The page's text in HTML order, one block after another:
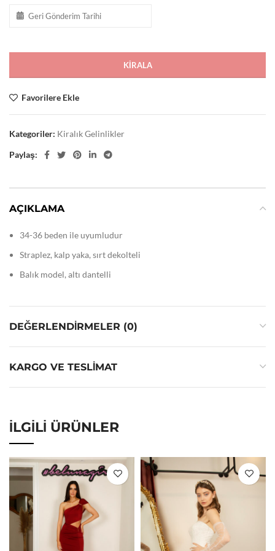
KIRALA
Favorilere Ekle
Kategoriler: Kiralık Gelinlikler
Paylaş:
AÇIKLAMA
34-36 beden ile uyumludur
Straplez, kalp yaka, sırt dekolteli
Balık model, altı dantelli
DEĞERLENDIRMELER (0)
KARGO VE TESLIMAT
İLGILI ÜRÜNLER